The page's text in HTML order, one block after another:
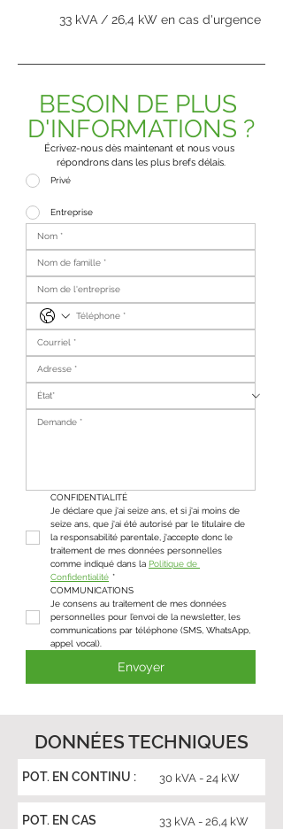
33 kVA / 26,4 kW en cas d'urgence
BESOIN DE PLUS
D'INFORMATIONS ?
Écrivez-nous dès maintenant et nous vous
répondrons dans les plus brefs délais.
Privé
Entreprise
CONFIDENTIALITÉ
Je déclare que j'ai seize ans, et si j'ai moins de
seize ans, que j'ai été autorisé par le titulaire de
la responsabilité parentale, j'accepte donc le
traitement de mes données personnelles
comme indiqué dans la Politique de
Confidentialité *
COMMUNICATIONS
Je consens au traitement de mes données
personnelles pour l’envoi de la newsletter, les
communications par téléphone (SMS, WhatsApp,
appel vocal).
Envoyer
DONNÉES TECHNIQUES
POT. EN CONTINU : 30 kVA - 24 kW
POT. EN CAS
33 kVA - 26,4 kW